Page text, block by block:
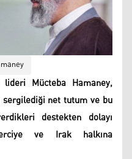
Mücteba Hamaney,
sergilediği net tutum ve bu
destekten dolayı
ve Irak halkına